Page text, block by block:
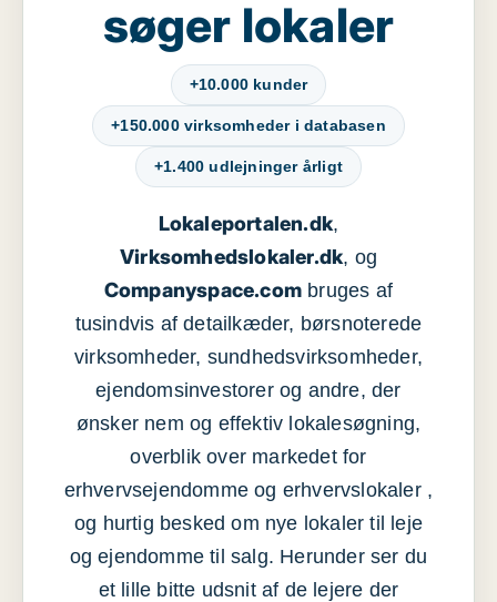
søger lokaler
+10.000 kunder
+150.000 virksomheder i databasen
+1.400 udlejninger årligt
Lokaleportalen.dk,
Virksomhedslokaler.dk, og
Companyspace.com bruges af
tusindvis af detailkæder, børsnoterede
virksomheder, sundhedsvirksomheder,
ejendomsinvestorer og andre, der
ønsker nem og effektiv lokalesøgning,
overblik over markedet for
erhvervsejendomme og erhvervslokaler ,
og hurtig besked om nye lokaler til leje
og ejendomme til salg. Herunder ser du
et lille bitte udsnit af de lejere der